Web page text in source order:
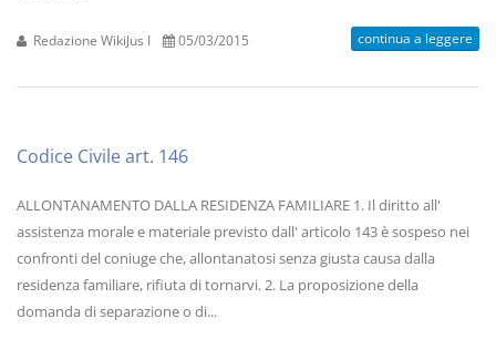
Redazione WikiJus I 05/03/2015 continua a leggere
Codice Civile art. 146
ALLONTANAMENTO DALLA RESIDENZA FAMILIARE 1. Il diritto all'
assistenza morale e materiale previsto dall' articolo 143 è sospeso nei
confronti del coniuge che, allontanatosi senza giusta causa dalla
residenza familiare, rifiuta di tornarvi. 2. La proposizione della
domanda di separazione o di...